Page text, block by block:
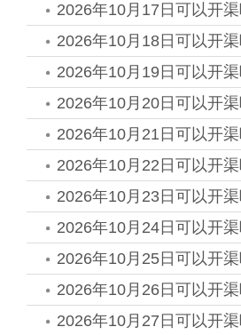
2026年10月17日可以开渠
2026年10月18日可以开渠
2026年10月19日可以开渠
2026年10月20日可以开渠
2026年10月21日可以开渠
2026年10月22日可以开渠
2026年10月23日可以开渠
2026年10月24日可以开渠
2026年10月25日可以开渠
2026年10月26日可以开渠
2026年10月27日可以开渠